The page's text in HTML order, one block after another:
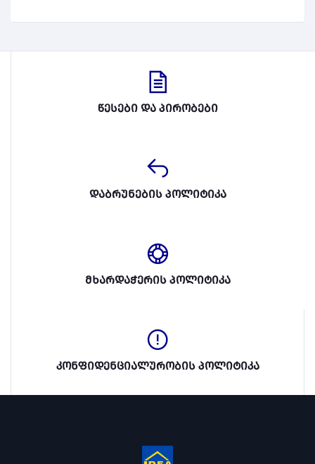
წესები და პირობები
დაბრუნების პოლიტიკა
მხარდაჭერის პოლიტიკა
კონფიდენციალურობის პოლიტიკა